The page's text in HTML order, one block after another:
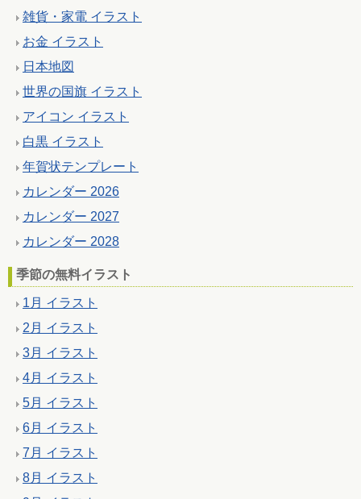
雑貨・家電 イラスト
お金 イラスト
日本地図
世界の国旗 イラスト
アイコン イラスト
白黒 イラスト
年賀状テンプレート
カレンダー 2026
カレンダー 2027
カレンダー 2028
季節の無料イラスト
1月 イラスト
2月 イラスト
3月 イラスト
4月 イラスト
5月 イラスト
6月 イラスト
7月 イラスト
8月 イラスト